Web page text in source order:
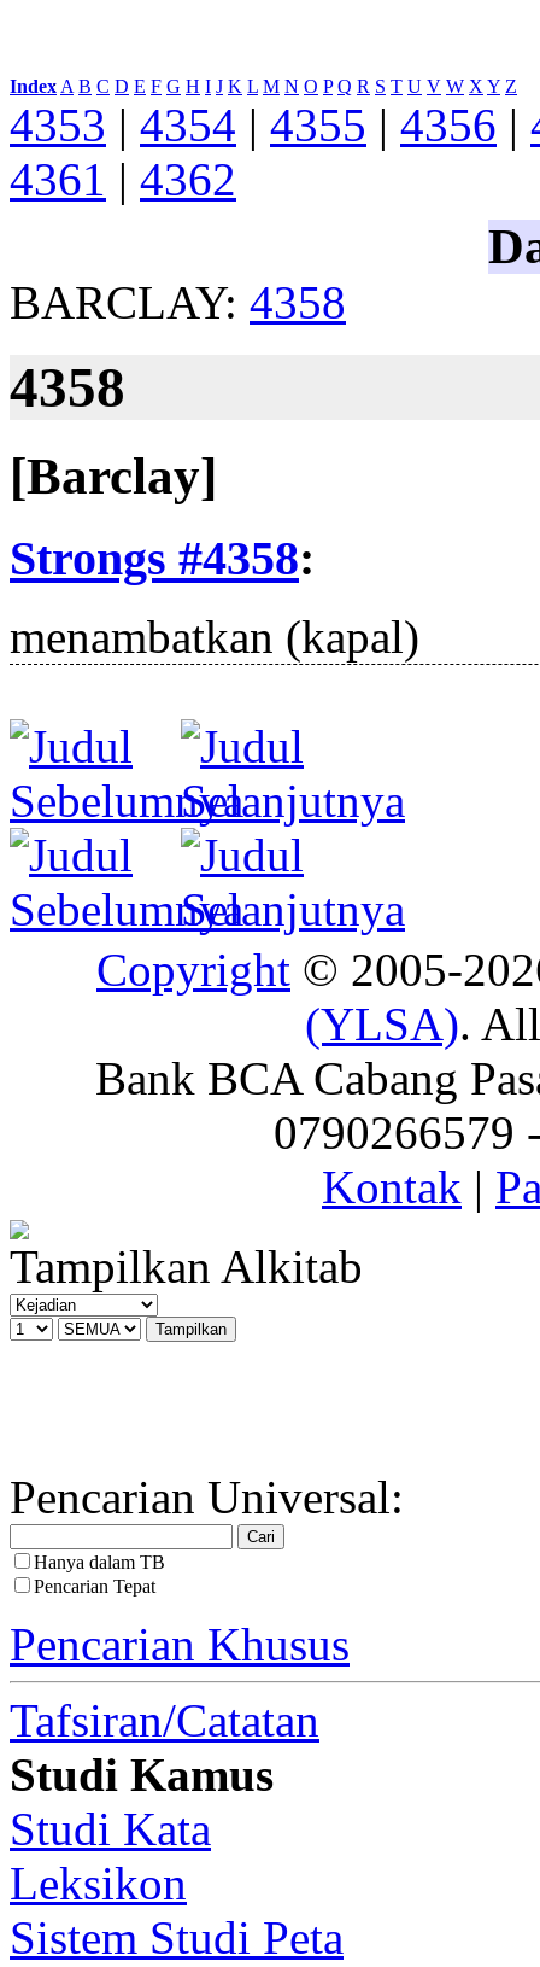
Index: A B C D E F G H I J K L M N O P Q R S T U V W X Y Z
4353 | 4354 | 4355 | 4356 |
4361 | 4362
BARCLAY: 4358
4358
[Barclay]
Strongs #4358:
menambatkan (kapal)
Copyright © 2005-
(YLSA).
Bank BCA Cabang
0790266579
Kontak |
Tampilkan Alkitab
Pencarian Universal:
Hanya dalam TB
Pencarian Tepat
Pencarian Khusus
Tafsiran/Catatan
Studi Kamus
Studi Kata
Leksikon
Sistem Studi Peta